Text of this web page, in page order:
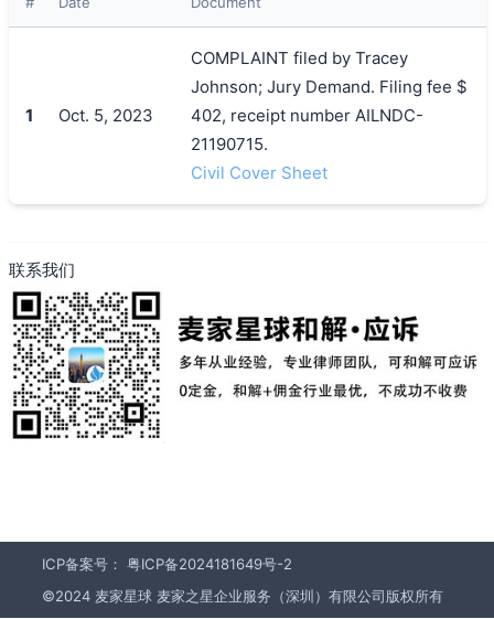
搜索
1 Oct. 5, 2023
COMPLAINT filed by Tracey
Johnson; Jury Demand. Filing fee $
402, receipt number AILNDC-
21190715.
Civil Cover Sheet
联系我们
ICP备案号： 粤ICP备2024181649号-2
©2024 麦家星球 麦家之星企业服务（深圳）有限公司版权所有